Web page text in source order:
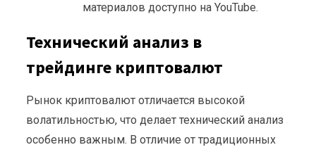
материалов доступно на YouTube.
Технический анализ в
трейдинге криптовалют
Рынок криптовалют отличается высокой
волатильностью, что делает технический анализ
особенно важным. В отличие от традиционных